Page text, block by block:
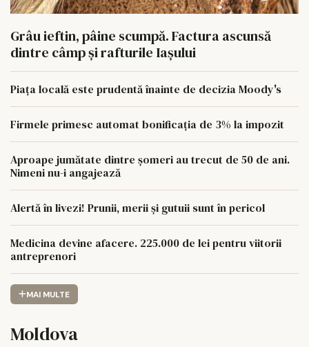
Grâu ieftin, pâine scumpă. Factura ascunsă
dintre câmp și rafturile Iașului
Piața locală este prudentă înainte de decizia Moody's
Firmele primesc automat bonificația de 3% la impozit
Aproape jumătate dintre șomeri au trecut de 50 de ani.
Nimeni nu-i angajează
Alertă în livezi! Prunii, merii și gutuii sunt în pericol
Medicina devine afacere. 225.000 de lei pentru viitorii
antreprenori
MAI MULTE
Moldova